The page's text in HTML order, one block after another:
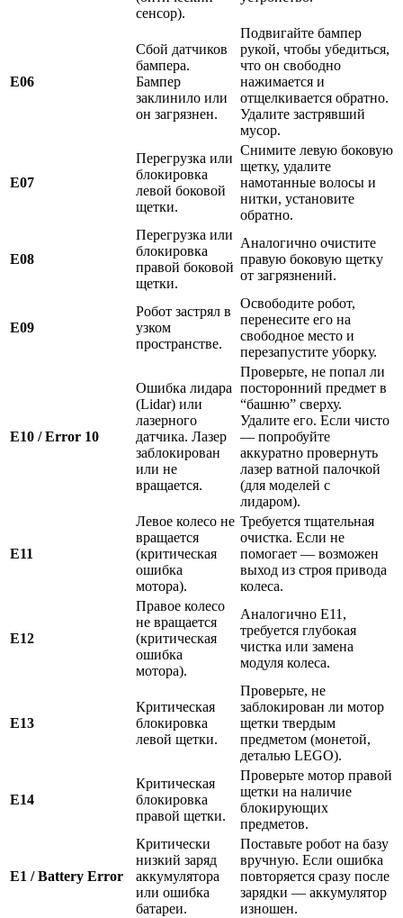
сенсор).
E06
Сбой датчиков
бампера.
Бампер
заклинило или
он загрязнен.
Подвигайте бампер
рукой, чтобы убедиться,
что он свободно
нажимается и
отщелкивается обратно.
Удалите застрявший
мусор.
E07
Перегрузка или
блокировка
левой боковой
щетки.
Снимите левую боковую
щетку, удалите
намотанные волосы и
нитки, установите
обратно.
E08
Перегрузка или
блокировка
правой боковой
щетки.
Аналогично очистите
правую боковую щетку
от загрязнений.
E09
Робот застрял в
узком
пространстве.
Освободите робот,
перенесите его на
свободное место и
перезапустите уборку.
E10 / Error 10
Ошибка лидара
(Lidar) или
лазерного
датчика. Лазер
заблокирован
или не
вращается.
Проверьте, не попал ли
посторонний предмет в
“башню” сверху.
Удалите его. Если чисто
— попробуйте
аккуратно провернуть
лазер ватной палочкой
(для моделей с
лидаром).
E11
Левое колесо не
вращается
(критическая
ошибка
мотора).
Требуется тщательная
очистка. Если не
помогает — возможен
выход из строя привода
колеса.
E12
Правое колесо
не вращается
(критическая
ошибка
мотора).
Аналогично E11,
требуется глубокая
чистка или замена
модуля колеса.
E13
Критическая
блокировка
левой щетки.
Проверьте, не
заблокирован ли мотор
щетки твердым
предметом (монетой,
деталью LEGO).
E14
Критическая
блокировка
правой щетки.
Проверьте мотор правой
щетки на наличие
блокирующих
предметов.
E1 / Battery Error
Критически
низкий заряд
аккумулятора
или ошибка
батареи.
Поставьте робот на базу
вручную. Если ошибка
повторяется сразу после
зарядки — аккумулятор
изношен.